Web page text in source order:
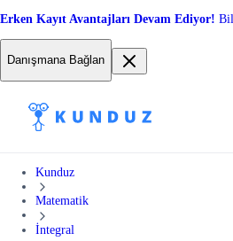
Erken Kayıt Avantajları Devam Ediyor!
Danışmana Bağlan
Kunduz
Matematik
İntegral